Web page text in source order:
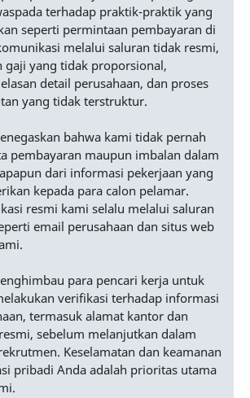
terhadap praktik-praktik yang
seperti permintaan pembayaran di
melalui saluran tidak resmi,
gaji yang tidak proporsional,
detail perusahaan, dan proses
yang tidak terstruktur.
bahwa kami tidak pernah
pembayaran maupun imbalan dalam
dari informasi pekerjaan yang
kepada para calon pelamar.
resmi kami selalu melalui saluran
email perusahaan dan situs web
para pencari kerja untuk
verifikasi terhadap informasi
termasuk alamat kantor dan
sebelum melanjutkan dalam
Keselamatan dan keamanan
pribadi Anda adalah prioritas utama